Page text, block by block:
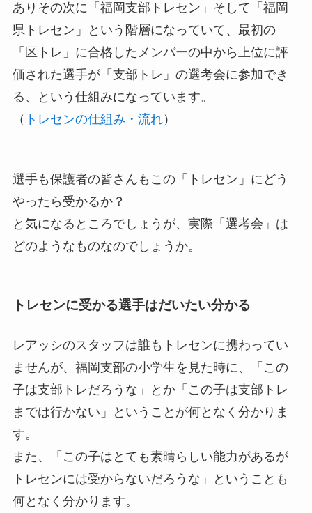
ありその次に「福岡支部トレセン」そして「福岡
県トレセン」という階層になっていて、最初の
「区トレ」に合格したメンバーの中から上位に評
価された選手が「支部トレ」の選考会に参加でき
る、という仕組みになっています。
（ トレセンの仕組み・流れ）
選手も保護者の皆さんもこの「トレセン」にどう
やったら受かるか？
と気になるところでしょうが、実際「選考会」は
どのようなものなのでしょうか。
トレセンに受かる選手はだいたい分かる
レアッシのスタッフは誰もトレセンに携わってい
ませんが、福岡支部の小学生を見た時に、「この
子は支部トレだろうな」とか「この子は支部トレ
までは行かない」ということが何となく分かりま
す。
また、「この子はとても素晴らしい能力があるが
トレセンには受からないだろうな」ということも
何となく分かります。